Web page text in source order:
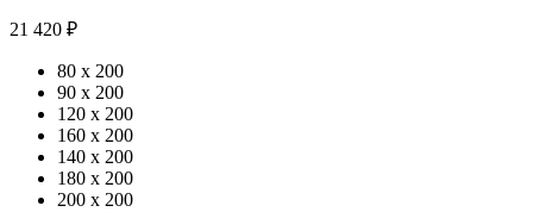
21 420 ₽
80 x 200
90 x 200
120 x 200
160 x 200
140 x 200
180 x 200
200 x 200